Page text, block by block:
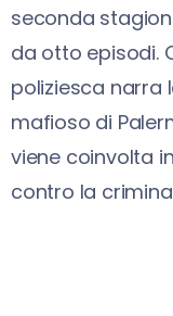
seconda
da otto episodi.
poliziesca narra
mafioso di
viene coinvolta
contro la